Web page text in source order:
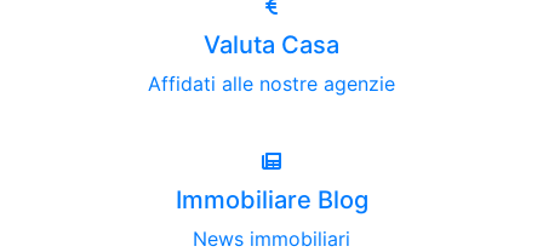
Valuta Casa
Affidati alle nostre agenzie
Immobiliare Blog
News immobiliari